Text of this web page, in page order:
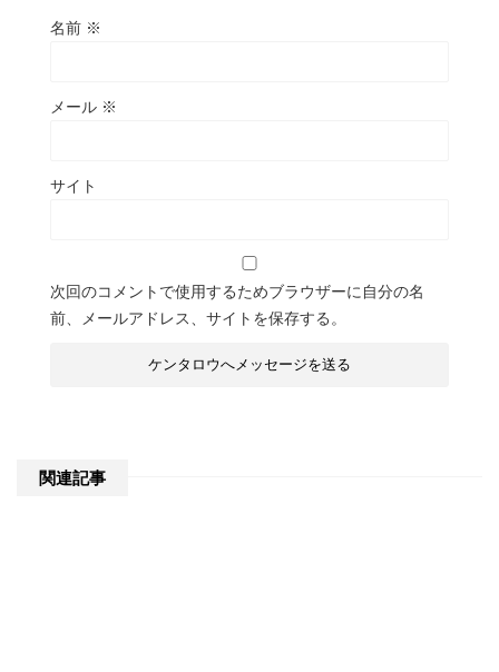
名前 ※
メール ※
サイト
次回のコメントで使用するためブラウザーに自分の名
前、メールアドレス、サイトを保存する。
関連記事